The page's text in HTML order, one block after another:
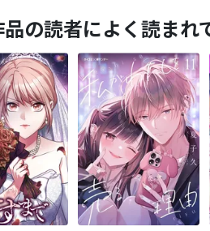
品の読者によく読まれ